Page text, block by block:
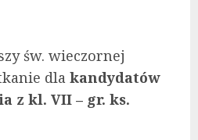
św. wieczornej
dla kandydatów
z kl. VII – gr. ks.